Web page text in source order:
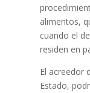
alimentos,
cuando el
residen en
El acreedor
Estado,